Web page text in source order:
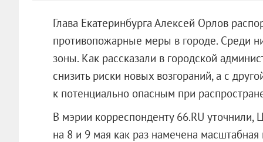
Глава Екатеринбурга Алексей Орлов
противопожарные меры в городе. Среди
зоны. Как рассказали в городской
снизить риски новых возгораний, а с
к потенциально опасным при
В мэрии корреспонденту 66.RU
на 8 и 9 мая как раз намечена